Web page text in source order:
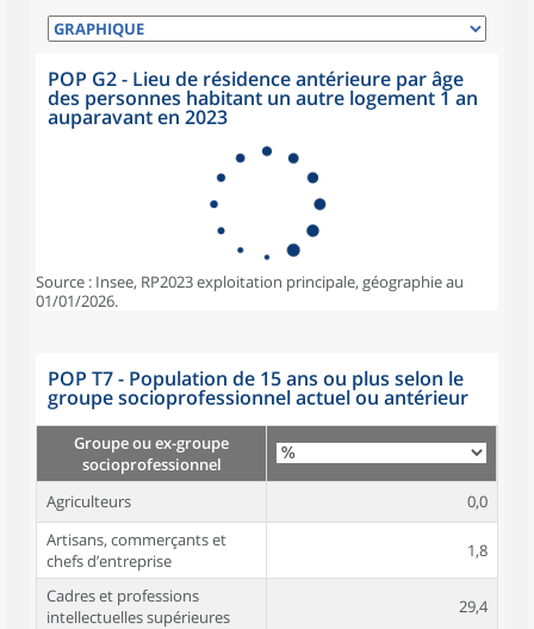
POP G2 - Lieu de résidence antérieure par âge
des personnes habitant un autre logement 1 an
auparavant en 2023
Source : Insee, RP2023 exploitation principale, géographie au
01/01/2026.
POP T7 - Population de 15 ans ou plus selon le
groupe socioprofessionnel actuel ou antérieur
Groupe ou ex-groupe
socioprofessionnel
Agriculteurs
0,0
Artisans, commerçants et
chefs d’entreprise
1,8
Cadres et professions
intellectuelles supérieures
29,4